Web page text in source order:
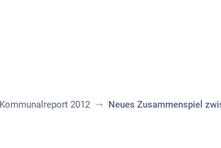
2012 Neues Zusammenspiel